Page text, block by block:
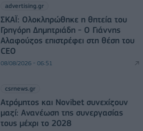
advertising.gr
ΣΚΑΪ: Ολοκληρώθηκε η θητεία του
Γρηγόρη Δημητριάδη - Ο Γιάννης
Αλαφούζος επιστρέφει στη θέση του
CEO
08/08/2026 - 06:51
csrnews.gr
Ατρόμητος και Novibet συνεχίζουν
μαζί: Ανανέωση της συνεργασίας
τους μέχρι το 2028